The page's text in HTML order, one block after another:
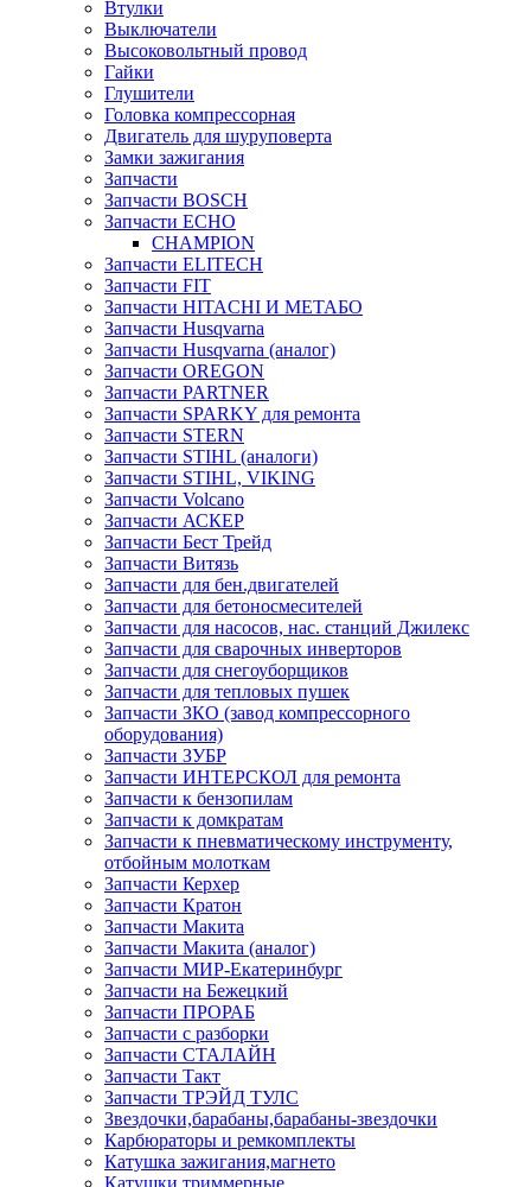
Втулки
Выключатели
Высоковольтный провод
Гайки
Глушители
Головка компрессорная
Двигатель для шуруповерта
Замки зажигания
Запчасти
Запчасти BOSCH
Запчасти ECHO
CHAMPION
Запчасти ELITECH
Запчасти FIT
Запчасти HITACHI И МЕТАБО
Запчасти Husqvarna
Запчасти Husqvarna (аналог)
Запчасти OREGON
Запчасти PARTNER
Запчасти SPARKY для ремонта
Запчасти STERN
Запчасти STIHL (аналоги)
Запчасти STIHL, VIKING
Запчасти Volcano
Запчасти АСКЕР
Запчасти Бест Трейд
Запчасти Витязь
Запчасти для бен.двигателей
Запчасти для бетоносмесителей
Запчасти для насосов, нас. станций Джилекс
Запчасти для сварочных инверторов
Запчасти для снегоуборщиков
Запчасти для тепловых пушек
Запчасти ЗКО (завод компрессорного
оборудования)
Запчасти ЗУБР
Запчасти ИНТЕРСКОЛ для ремонта
Запчасти к бензопилам
Запчасти к домкратам
Запчасти к пневматическому инструменту,
отбойным молоткам
Запчасти Керхер
Запчасти Кратон
Запчасти Макита
Запчасти Макита (аналог)
Запчасти МИР-Екатеринбург
Запчасти на Бежецкий
Запчасти ПРОРАБ
Запчасти с разборки
Запчасти СТАЛАЙН
Запчасти Такт
Запчасти ТРЭЙД ТУЛС
Звездочки,барабаны,барабаны-звездочки
Карбюраторы и ремкомплекты
Катушка зажигания,магнето
Катушки триммерные